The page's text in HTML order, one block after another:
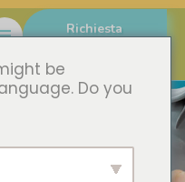
Richiesta
immediata
be
Do you